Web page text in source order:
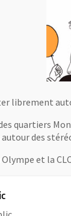
librement
quartiers
des
et la